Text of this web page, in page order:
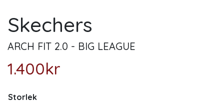
Skechers
ARCH FIT 2.0 - BIG LEAGUE
1.400kr
Storlek